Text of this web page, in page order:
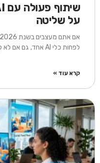
על שליטה
לפחות כלי AI אחד, גם אם לא קראתם לזה
קרא עוד »